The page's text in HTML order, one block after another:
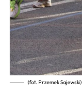
(fot. Przemek Sajewski)